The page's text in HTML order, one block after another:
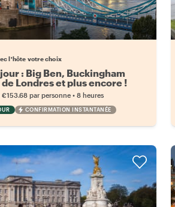
votre local favori
l'hôte votre choix
: Big Ben, Buckingham
de Londres et plus encore !
€153.68 par personne •8 heures
CONFIRMATION INSTANTANÉE